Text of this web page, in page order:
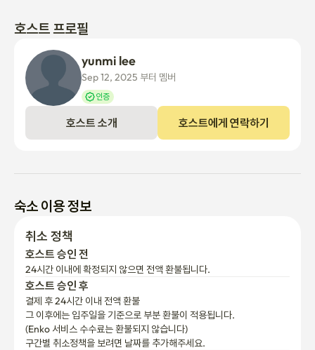
호스트 프로필
yunmi lee
Sep 12, 2025 부터 멤버
인증
호스트 소개 호스트에게 연락하기
숙소 이용 정보
취소 정책
호스트 승인 전
24시간 이내에 확정되지 않으면 전액 환불됩니다.
호스트 승인 후
결제 후 24시간 이내 전액 환불
그 이후에는 입주일을 기준으로 부분 환불이 적용됩니다.
(Enko 서비스 수수료는 환불되지 않습니다)
구간별 취소정책을 보려면 날짜를 추가해주세요.